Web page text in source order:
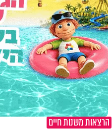
הרצאות משנות חיים